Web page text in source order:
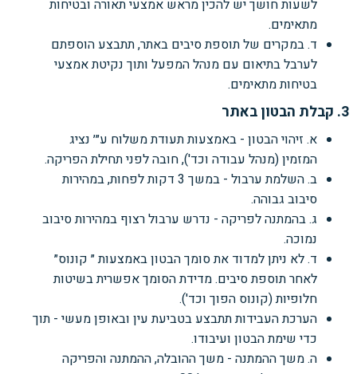
לשעות חושך יש להכין מראש אמצעי תאורה ובטיחות
מתאימים.
ד. במקרים של תוספת סיבים באתר, תתבצע הוספתם
לערבל בתיאום עם מנהל המפעל ותוך נקיטת אמצעי
בטיחות מתאימים.
3. קבלת הבטון באתר
א. זיהוי הבטון - באמצעות תעודת משלוח ע״׳ נציג
המזמין (מנהל עבודה וכד'), חובה לפני תחילת הפריקה.
ב. השלמת ערבול - במשך 3 דקות לפחות, במהירות
סיבוב גבוהה.
ג. בהמתנה לפריקה - נדרש ערבול רצוף במהירות סיבוב
נמוכה.
ד. לא ניתן למדוד את סומך הבטון באמצעות ״ קונוס״
לאחר תוספת סיבים. מדידת הסומך אפשרית בשיטות
חלופיות (קונוס הפוך וכד').
הערכת העבידות תתבצע בטביעת עין ובאופן מעשי - תוך
כדי שימת הבטון ועיבודו.
ה. משך ההמתנה - משך ההובלה, ההמתנה והפריקה